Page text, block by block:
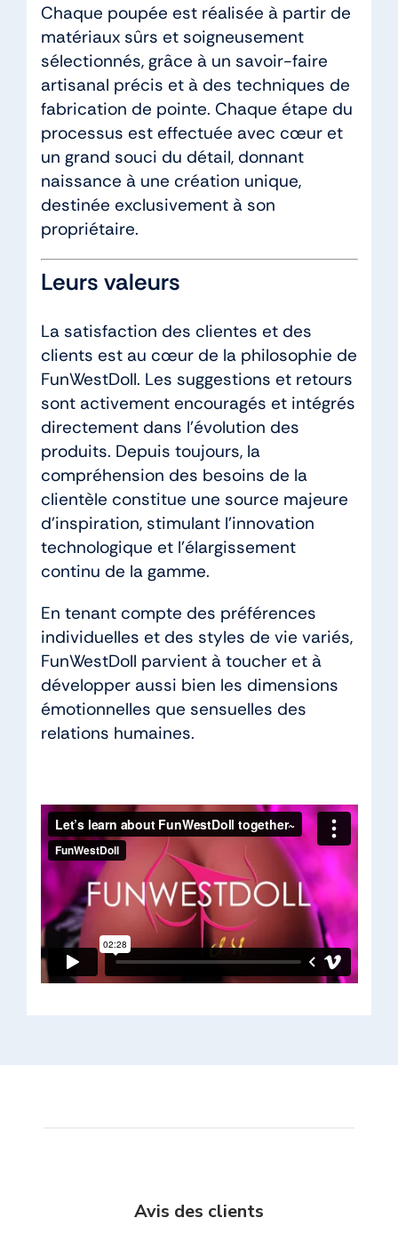
Chaque poupée est réalisée à partir de
matériaux sûrs et soigneusement
sélectionnés, grâce à un savoir-faire
artisanal précis et à des techniques de
fabrication de pointe. Chaque étape du
processus est effectuée avec cœur et
un grand souci du détail, donnant
naissance à une création unique,
destinée exclusivement à son
propriétaire.
Leurs valeurs
La satisfaction des clientes et des
clients est au cœur de la philosophie de
FunWestDoll. Les suggestions et retours
sont activement encouragés et intégrés
directement dans l’évolution des
produits. Depuis toujours, la
compréhension des besoins de la
clientèle constitue une source majeure
d’inspiration, stimulant l’innovation
technologique et l’élargissement
continu de la gamme.
En tenant compte des préférences
individuelles et des styles de vie variés,
FunWestDoll parvient à toucher et à
développer aussi bien les dimensions
émotionnelles que sensuelles des
relations humaines.
Avis des clients